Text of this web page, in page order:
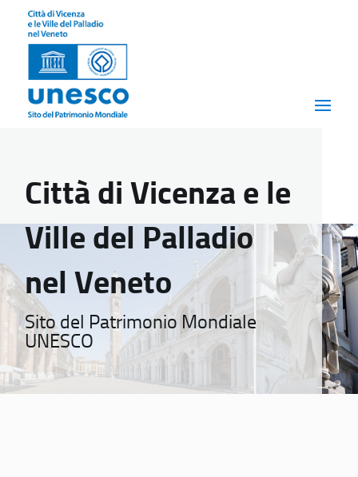
Città di Vicenza e le
Ville del Palladio
nel Veneto
Sito del Patrimonio Mondiale
UNESCO